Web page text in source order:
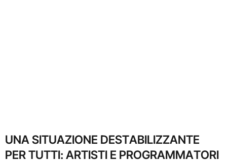
UNA SITUAZIONE DESTABILIZZANTE
PER TUTTI: ARTISTI E PROGRAMMATORI